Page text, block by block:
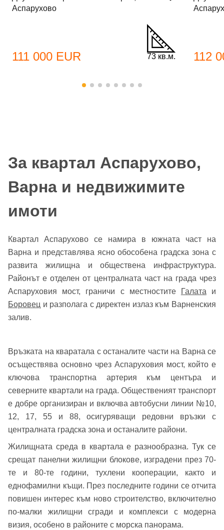
Аспарухово
111 000 EUR 73 кв.м. 112
За квартал Аспарухово,
Варна и недвижимите
имоти
Квартал Аспарухово се намира в южната част на
Варна и представлява ясно обособена градска зона с
развита жилищна и обществена инфраструктура.
Районът е отделен от централната част на града чрез
Аспаруховия мост, граничи с местностите
Галата и
Боровец и разполага с директен излаз към Варненския
залив.
Връзката на кваратала с останалите части на Варна се
осъществява основно чрез Аспаруховия мост, който е
ключова транспортна артерия към центъра и
северните квартали на града. Общественият транспорт
е добре организиран и включва автобусни линии №10,
12, 17, 55 и 88, осигуряващи редовни връзки с
централната градска зона и останалите райони.
Жилищната среда в квартала е разнообразна. Тук се
срещат панелни жилищни блокове, изградени през 70-
те и 80-те години, тухлени кооперации, както и
еднофамилни къщи. През последните години се отчита
повишен интерес към ново строителство, включително
по-малки жилищни сгради и комплекси с модерна
визия, особено в районите с морска панорама.